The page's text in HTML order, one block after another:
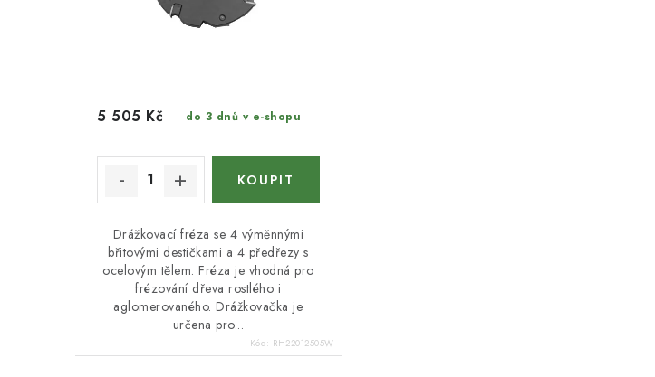
do 3 dnů v e-shopu
5 505 Kč
Drážkovací fréza se 4 výměnnými
břitovými destičkami a 4 předřezy s
ocelovým tělem. Fréza je vhodná pro
frézování dřeva rostlého i
aglomerovaného. Drážkovačka je
určena pro...
Kód: RH22012505W